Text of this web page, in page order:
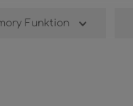
Funktion